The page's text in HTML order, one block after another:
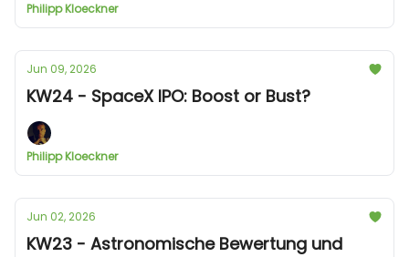
Philipp Kloeckner
Jun 09, 2026
KW24 - SpaceX IPO: Boost or Bust?
Philipp Kloeckner
Jun 02, 2026
KW23 - Astronomische Bewertung und